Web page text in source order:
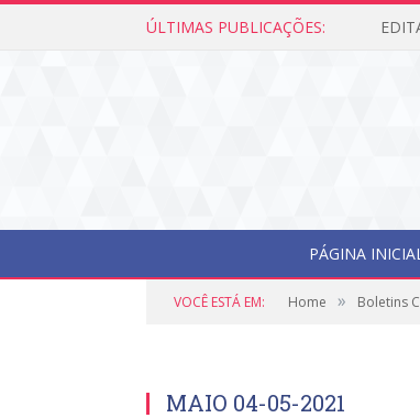
ÚLTIMAS PUBLICAÇÕES:
PÁGINA
VOCÊ ESTÁ EM: Home » Boletins
MAIO 04-05-2021